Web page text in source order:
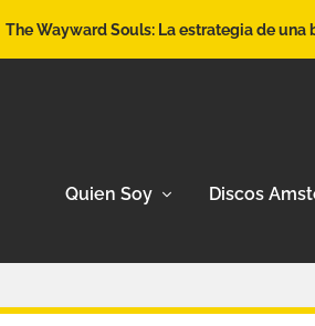
The Wayward Souls: La estrategia de una
Quien Soy Discos